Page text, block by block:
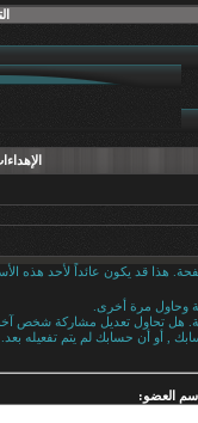
هذا قد يكون عائداً لأحد هذه
وحاول مرة أخرى.
هل تحاول تعديل مشاركة شخص
, أو أن حسابك لم يتم تفعيله بعد.
العضو: